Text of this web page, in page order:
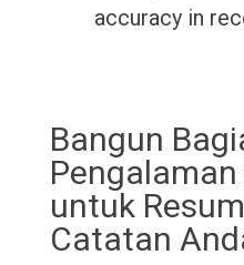
accuracy in
Bangun
untuk
Catatan